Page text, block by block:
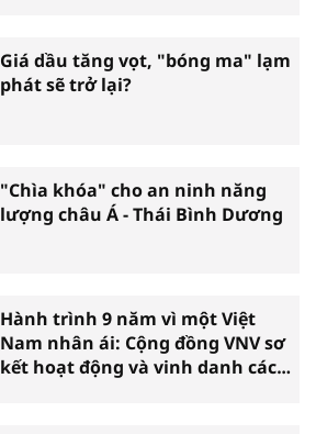
Giá dầu tăng vọt, "bóng ma" lạm
phát sẽ trở lại?
"Chìa khóa" cho an ninh năng
lượng châu Á - Thái Bình Dương
Hành trình 9 năm vì một Việt
Nam nhân ái: Cộng đồng VNV sơ
kết hoạt động và vinh danh các